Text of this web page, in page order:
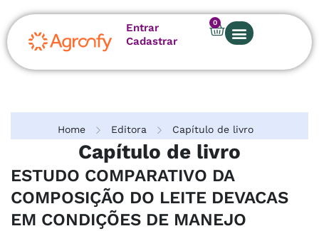
Entrar
Cadastrar
0
Home Editora Capítulo de livro
Capítulo de livro
ESTUDO COMPARATIVO DA
COMPOSIÇÃO DO LEITE DEVACAS
EM CONDIÇÕES DE MANEJO